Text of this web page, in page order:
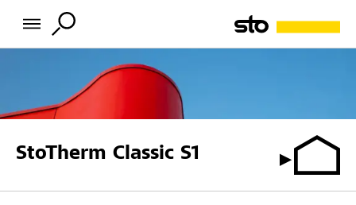
StoTherm Classic S1